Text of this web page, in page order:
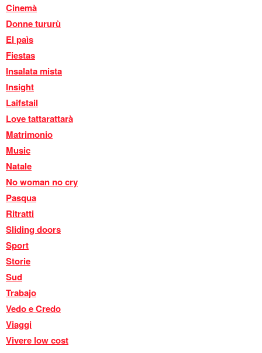
Cinemà
Donne tururù
El paìs
Fiestas
Insalata mista
Insight
Laifstail
Love tattarattarà
Matrimonio
Music
Natale
No woman no cry
Pasqua
Ritratti
Sliding doors
Sport
Storie
Sud
Trabajo
Vedo e Credo
Viaggi
Vivere low cost